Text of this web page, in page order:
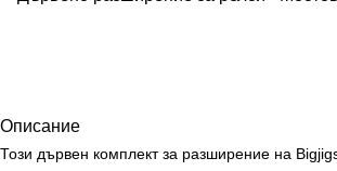
Описание
Този дървен комплект за разширение на